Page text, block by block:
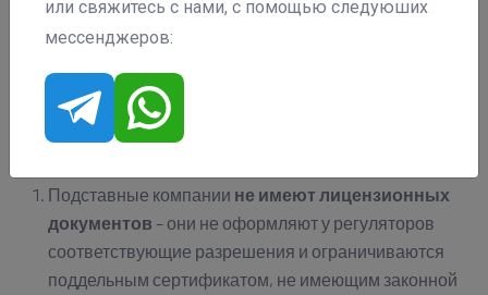
Подставные компании не имеют лицензионных
документов – они не оформляют у регуляторов
соответствующие разрешения и ограничиваются
поддельным сертификатом, не имеющим законной
или свяжитесь с нами, с помощью следуюших
мессенджеров: